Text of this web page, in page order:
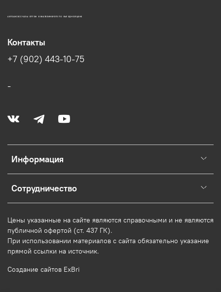
АВТОАКСЕССУАРЫ ОПТОМ В ЕКАТЕРИНБУРГЕ ПО ВЫГОДНОЙ ЦЕНЕ
Информация
Сотрудничество
Контакты
+7 (902) 443-10-75
-
Цены указанные на сайте являются справочными и не являются
публичной офертой (ст. 437 ГК).
При использовании материалов с сайта обязательно указание
прямой ссылки на источник.
Создание сайтов ExBri